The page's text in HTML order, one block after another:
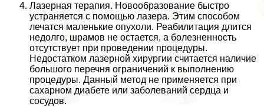
Лазерная терапия. Новообразование быстро
устраняется с помощью лазера. Этим способом
лечатся маленькие опухоли. Реабилитация длится
недолго, шрамов не остается, а болезненность
отсутствует при проведении процедуры.
Недостатком лазерной хирургии считается наличие
большого перечня ограничений к выполнению
процедуры. Данный метод не применяется при
сахарном диабете или заболеваний сердца и
сосудов.